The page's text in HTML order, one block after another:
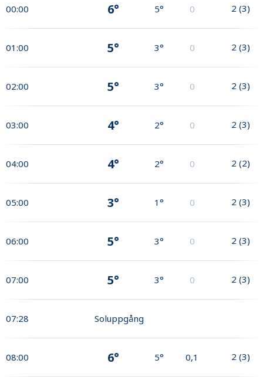
00:00 6° 5° 0 2 (3)
01:00 5° 3° 0 2 (3)
02:00 5° 3° 0 2 (3)
03:00 4° 2° 0 2 (3)
04:00 4° 2° 0 2 (2)
05:00 3° 1° 0 2 (3)
06:00 5° 3° 0 2 (3)
07:00 5° 3° 0 2 (3)
07:28 Soluppgång
08:00 6° 5° 0,1 2 (3)